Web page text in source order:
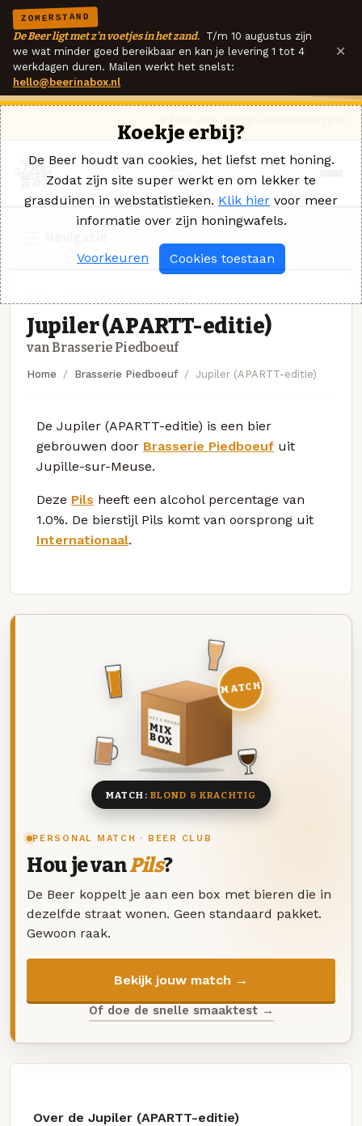
ZOMERSTAND
De Beer ligt met z'n voetjes in het zand. T/m 10 augustus zijn
we wat minder goed bereikbaar en kan je levering 1 tot 4
werkdagen duren. Mailen werkt het snelst:
hello@beerinabox.nl
×
Jupiler (APARTT-editie)
van Brasserie Piedboeuf
Home Brasserie Piedboeuf Jupiler (APARTT-editie)
De Jupiler (APARTT-editie) is een bier
gebrouwen door Brasserie Piedboeuf uit
Jupille-sur-Meuse.
Deze Pils heeft een alcohol percentage van
1.0%. De bierstijl Pils komt van oorsprong uit
Internationaal.
PERSONAL MATCH · BEER CLUB
Hou je vanPils?
De Beer koppelt je aan een box met bieren die in
dezelfde straat wonen. Geen standaard pakket.
Gewoon raak.
Bekijk jouw match →
Of doe de snelle smaaktest →
DEZE MAAND
MIX
BOX
8 BIEREN
MATCH
MATCH: BLOND & KRACHTIG
Over de Jupiler (APARTT-editie)
Koekje erbij?
De Beer houdt van cookies, het liefst met honing.
Zodat zijn site super werkt en om lekker te
grasduinen in webstatistieken. Klik hier voor meer
informatie over zijn honingwafels.
Voorkeuren Cookies toestaan